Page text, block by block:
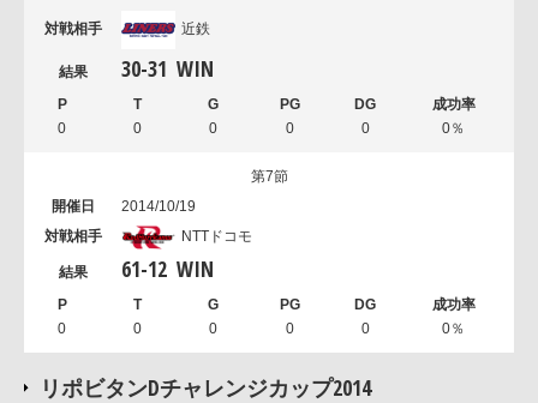
近鉄
30-31 WIN
0 0 0 0 0 0％
第7節
2014/10/19
NTTドコモ
61-12 WIN
0 0 0 0 0 0％
リポビタンDチャレンジカップ2014